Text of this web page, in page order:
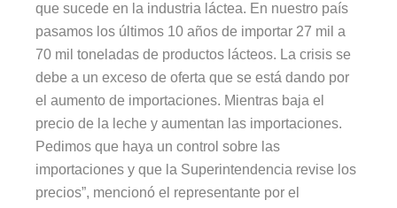
que sucede en la industria láctea. En nuestro país
pasamos los últimos 10 años de importar 27 mil a
70 mil toneladas de productos lácteos. La crisis se
debe a un exceso de oferta que se está dando por
el aumento de importaciones. Mientras baja el
precio de la leche y aumentan las importaciones.
Pedimos que haya un control sobre las
importaciones y que la Superintendencia revise los
precios”, mencionó el representante por el